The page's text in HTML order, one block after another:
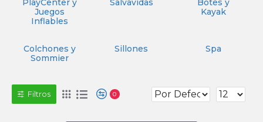
PlayCenter y
Juegos
Inflables
Salvavidas
Botes y
Kayak
Colchones y
Sommier
Sillones Spa
Filtros 0